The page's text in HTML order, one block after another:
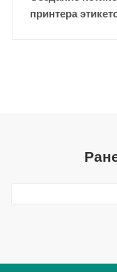
принтера